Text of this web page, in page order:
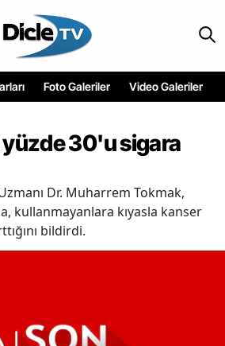
Foto Galeriler Video Galeriler
30'u sigara
Dr. Muharrem Tokmak,
kullanmayanlara kıyasla kanser
bildirdi.